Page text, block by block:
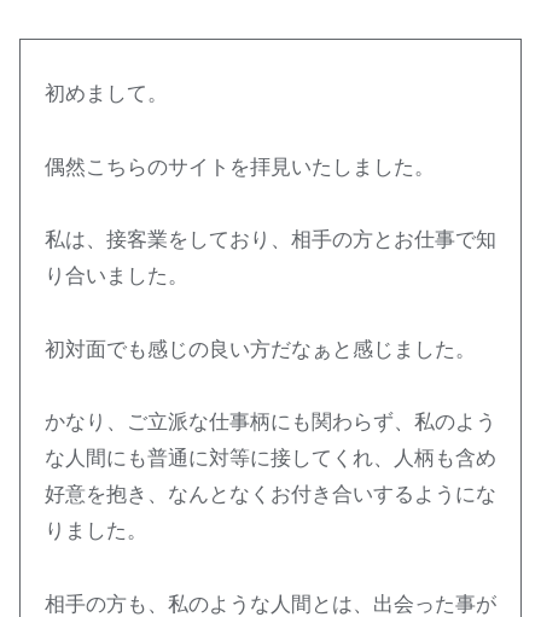
初めまして。
偶然こちらのサイトを拝見いたしました。
私は、接客業をしており、相手の方とお仕事で知
り合いました。
初対面でも感じの良い方だなぁと感じました。
かなり、ご立派な仕事柄にも関わらず、私のよう
な人間にも普通に対等に接してくれ、人柄も含め
好意を抱き、なんとなくお付き合いするようにな
りました。
相手の方も、私のような人間とは、出会った事が